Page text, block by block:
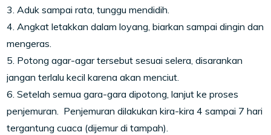
3. Aduk sampai rata, tunggu mendidih.
4. Angkat letakkan dalam loyang, biarkan sampai dingin dan
mengeras.
5. Potong agar-agar tersebut sesuai selera, disarankan
jangan terlalu kecil karena akan menciut.
6. Setelah semua gara-gara dipotong, lanjut ke proses
penjemuran. Penjemuran dilakukan kira-kira 4 sampai 7 hari
tergantung cuaca (dijemur di tampah).